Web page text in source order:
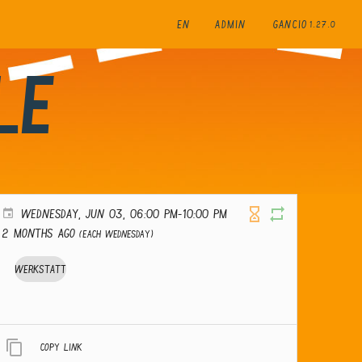
EN ADMIN GANCIO 1.27.0
WEDNESDAY, JUN 03, 06:00 PM-10:00 PM
2 months ago (Each Wednesday)
Werkstatt
Copy link